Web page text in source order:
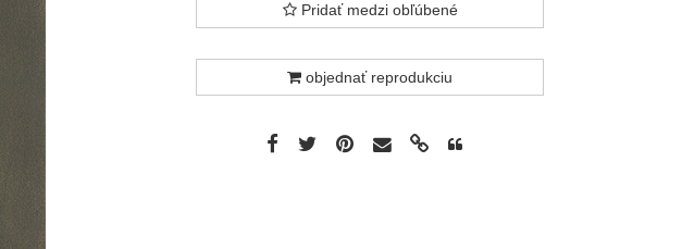
Pridať medzi obľúbené
objednať reprodukciu